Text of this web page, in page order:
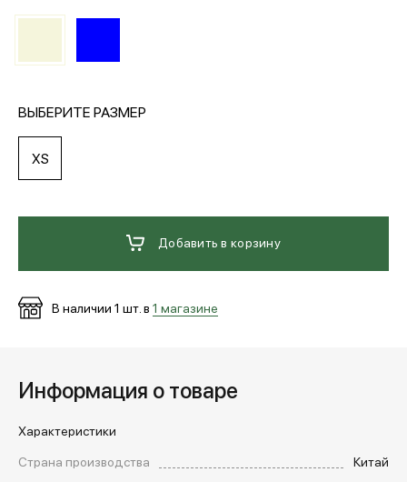
+7 (495) 139-66-00
обратный звонок
ВЫБЕРИТЕ РАЗМЕР
XS
Добавить в корзину
В наличии 1 шт. в 1 магазине
Информация о товаре
Характеристики
Страна производства
Китай